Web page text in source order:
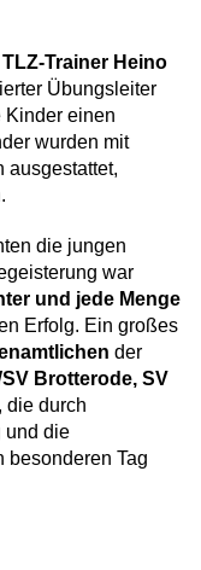
TLZ-Trainer Heino
Übungsleiter
Kinder einen
wurden mit
ausgestattet,
die jungen
war
und jede Menge
Erfolg. Ein großes
der
Brotterode, SV
, die durch
und die
besonderen Tag